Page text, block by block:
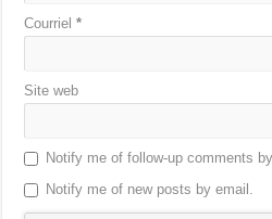
Courriel*
Site web
Notify me of follow-up comments
Notify me of new posts by email.